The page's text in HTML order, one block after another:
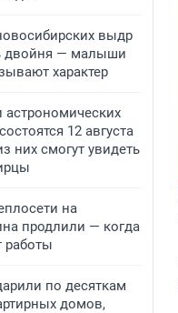
выдр
двойня — малыши
характер
астрономических
12 августа
них смогут увидеть
на
продлили — когда
работы
по десяткам
домов,